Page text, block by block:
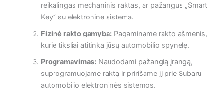
reikalingas mechaninis raktas, ar pažangus „Smart
Key“ su elektronine sistema.
Fizinė rakto gamyba:Pagaminame rakto ašmenis,
kurie tiksliai atitinka jūsų automobilio spynelę.
Programavimas:Naudodami pažangią įrangą,
suprogramuojame raktą ir pririšame jį prie Subaru
automobilio elektroninės sistemos.